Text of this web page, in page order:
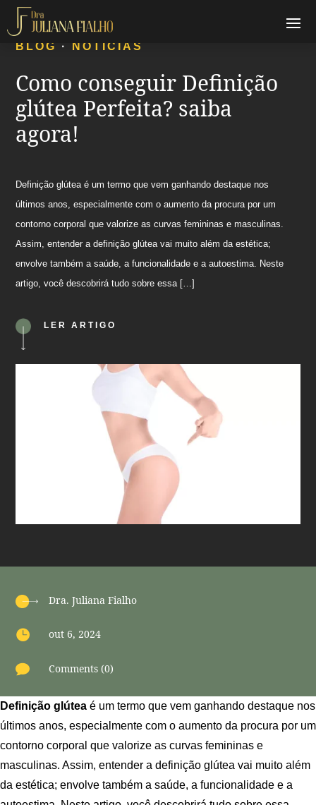
BLOG · NOTÍCIAS
Como conseguir Definição
glútea Perfeita? saiba
agora!
Definição glútea é um termo que vem ganhando destaque nos
últimos anos, especialmente com o aumento da procura por um
contorno corporal que valorize as curvas femininas e masculinas.
Assim, entender a definição glútea vai muito além da estética;
envolve também a saúde, a funcionalidade e a autoestima. Neste
artigo, você descobrirá tudo sobre essa […]
LER ARTIGO
Dra. Juliana Fialho
 out 6, 2024
 Comments (0)
Definição glútea é um termo que vem ganhando destaque nos
últimos anos, especialmente com o aumento da procura por um
contorno corporal que valorize as curvas femininas e
masculinas. Assim, entender a definição glútea vai muito além
da estética; envolve também a saúde, a funcionalidade e a